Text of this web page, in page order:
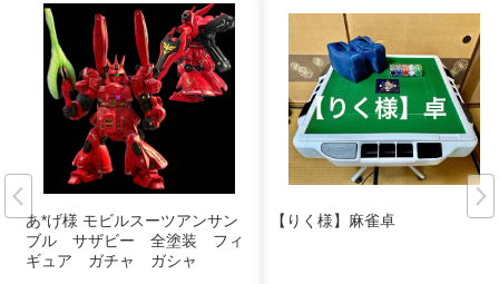
あ*げ様 モビルスーツアンサン
ブル サザビー 全塗装 フィ
ギュア ガチャ ガシャ
【りく様】麻雀卓